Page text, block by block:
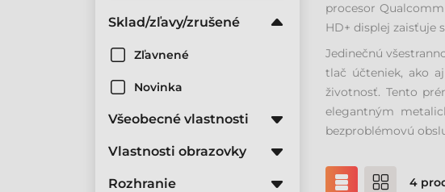
procesor
HD+ displej zaisťuje
Jedinečnú
tlač účteniek, ako
životnosť. Tento
elegantným
bezproblémovú
4
Sklad/zľavy/zrušené
Zľavnené
Novinka
Všeobecné vlastnosti
Vlastnosti obrazovky
Rozhranie